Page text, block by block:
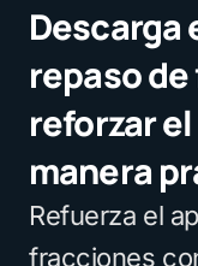
Descarga
repaso
reforzar
manera
Refuerza el
fracciones